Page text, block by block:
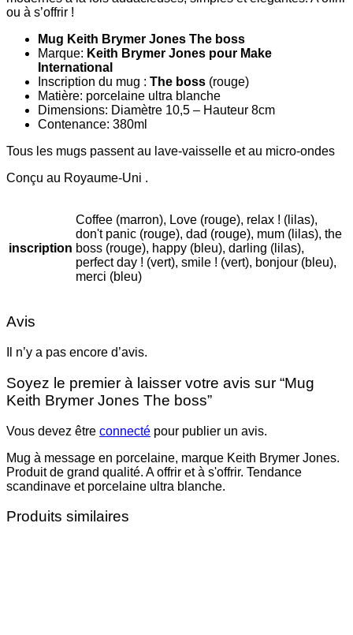
ou à s’offrir !
Mug Keith Brymer Jones The boss
Marque: Keith Brymer Jones pour Make
International
Inscription du mug : The boss (rouge)
Matière: porcelaine ultra blanche
Dimensions: Diamètre 10,5 – Hauteur 8cm
Contenance: 380ml
Tous les mugs passent au lave-vaisselle et au micro-ondes
Conçu au Royaume-Uni .
inscription
Coffee (marron), Love (rouge), relax ! (lilas),
don't panic (rouge), dad (rouge), mum (lilas), the
boss (rouge), happy (bleu), darling (lilas),
perfect day ! (vert), smile ! (vert), bonjour (bleu),
merci (bleu)
Avis
Il n’y a pas encore d’avis.
Soyez le premier à laisser votre avis sur “Mug
Keith Brymer Jones The boss”
Vous devez être connecté pour publier un avis.
Mug à message en porcelaine, marque Keith Brymer Jones.
Produit de grand qualité. A offrir et à s'offrir. Tendance
scandinave et porcelaine ultra blanche.
Produits similaires